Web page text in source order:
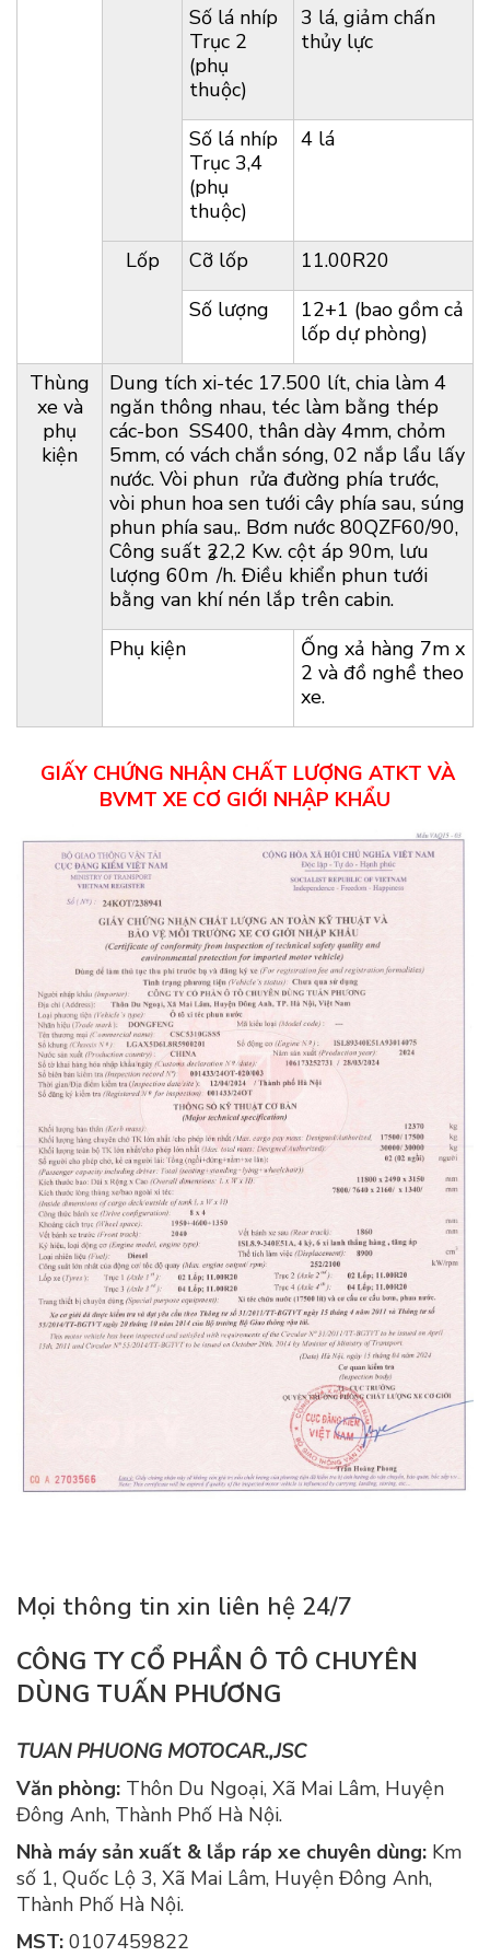
Số lá nhíp
Trục 2
(phụ
thuộc)
3 lá, giảm chấn
thủy lực
Số lá nhíp
Trục 3,4
(phụ
thuộc)
4 lá
Lốp Cỡ lốp
11.00R20
Số lượng
12+1 (bao gồm cả
lốp dự phòng)
Thùng
xe và
phụ
kiện
Dung tích xi-téc 17.500 lít, chia làm 4
ngăn thông nhau, téc làm bằng thép
các-bon SS400, thân dày 4mm, chỏm
5mm, có vách chắn sóng, 02 nắp lẩu lấy
nước. Vòi phun rửa đường phía trước,
vòi phun hoa sen tưới cây phía sau, súng
phun phía sau,. Bơm nước 80QZF60/90,
Công suất 22,2 Kw. cột áp 90m, lưu
lượng 60m
3
/h. Điều khiển phun tưới
bằng van khí nén lắp trên cabin.
Phụ kiện
Ống xả hàng 7m x
2 và đồ nghề theo
xe.
GIẤY CHỨNG NHẬN CHẤT LƯỢNG ATKT VÀ
BVMT XE CƠ GIỚI NHẬP KHẨU
Mọi thông tin xin liên hệ 24/7
C​ÔNG TY CỔ PHẦN Ô TÔ CHUYÊN
DÙNG TUẤN PHƯƠNG
TUAN PHUONG MOTOCAR.,JSC
Văn phòng: Thôn Du Ngoại, Xã Mai Lâm, Huyện
Đông Anh, Thành Phố Hà Nội.
Nhà máy sản xuất & lắp ráp xe chuyên dùng: Km
số 1, Quốc Lộ 3, Xã Mai Lâm, Huyện Đông Anh,
Thành Phố Hà Nội.
MST: 0107459822